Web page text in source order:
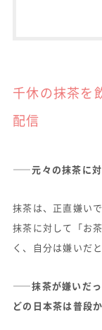
千休の抹茶を
配信
——元々の抹茶に対
抹茶は、正直嫌い
抹茶に対して「お
く、自分は嫌いだ
——抹茶が嫌いだっ
どの日本茶は普段